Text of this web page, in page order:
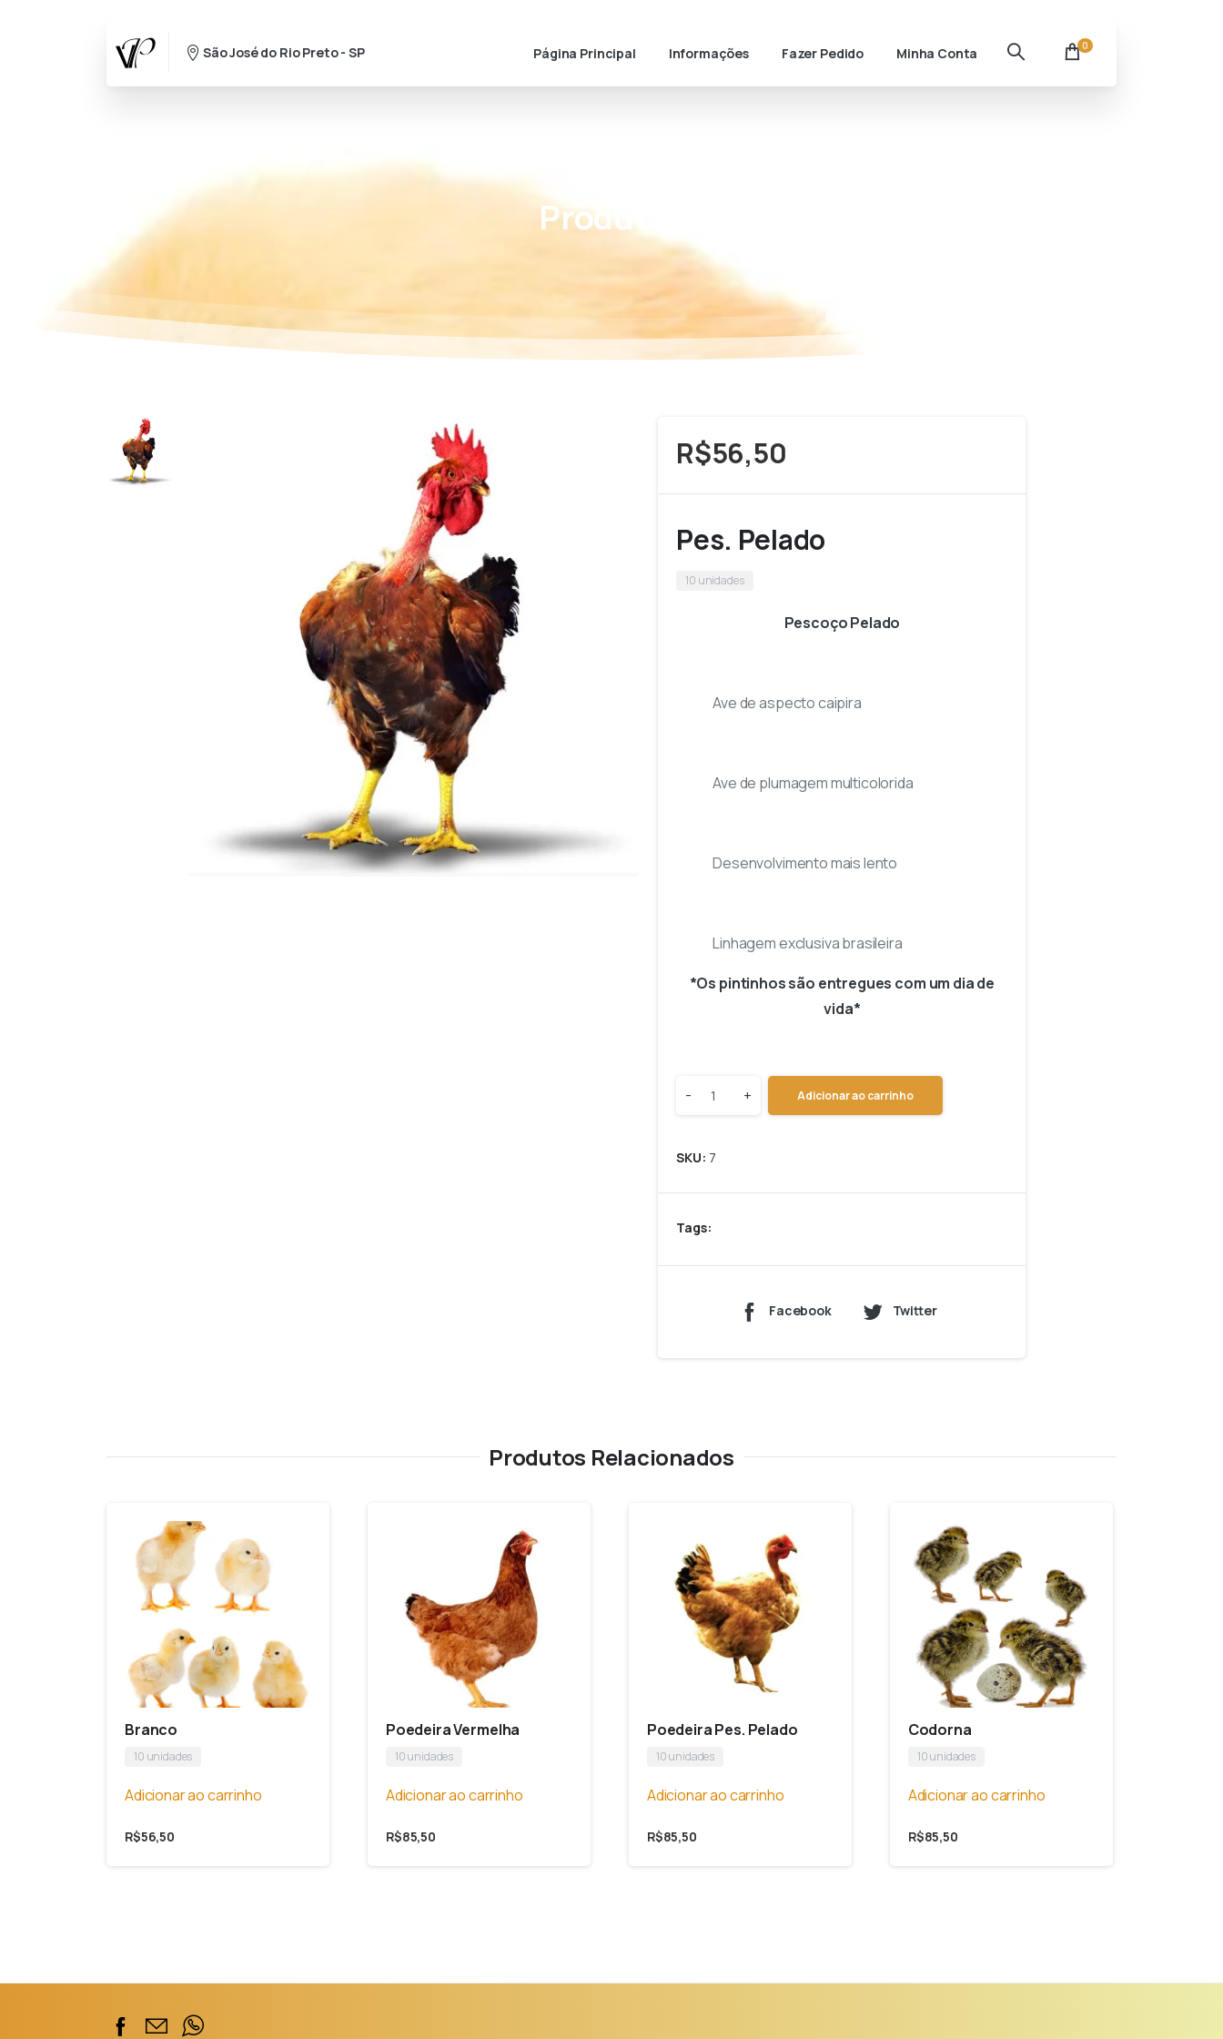
São José do Rio Preto - SP Página Principal Informações Fazer Pedido Minha Conta 0
Produtos
R$56,50
Pes. Pelado
10 unidades
Pescoço Pelado
Ave de aspecto caipira
Ave de plumagem multicolorida
Desenvolvimento mais lento
Linhagem exclusiva brasileira
*Os pintinhos são entregues com um dia de
vida*
- + Adicionar ao carrinho
SKU: 7
Tags:
Facebook Twitter
Produtos Relacionados
Branco
10 unidades
Adicionar ao carrinho
R$56,50
Poedeira Vermelha
10 unidades
Adicionar ao carrinho
R$85,50
Poedeira Pes. Pelado
10 unidades
Adicionar ao carrinho
R$85,50
Codorna
10 unidades
Adicionar ao carrinho
R$85,50